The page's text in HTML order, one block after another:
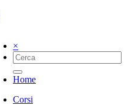
×
Home
Corsi